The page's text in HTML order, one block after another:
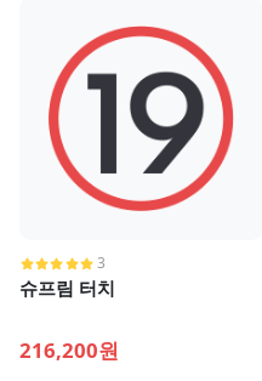
3
슈프림 터치
216,200원